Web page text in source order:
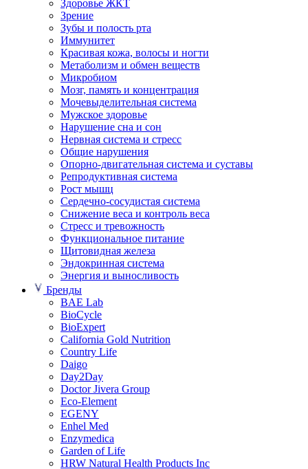
Здоровье ЖКТ
Зрение
Зубы и полость рта
Иммунитет
Красивая кожа, волосы и ногти
Метаболизм и обмен веществ
Микробиом
Мозг, память и концентрация
Мочевыделительная система
Мужское здоровье
Нарушение сна и сон
Нервная система и стресс
Общие нарушения
Опорно-двигательная система и суставы
Репродуктивная система
Рост мышц
Сердечно-сосудистая система
Снижение веса и контроль веса
Стресс и тревожность
Функциональное питание
Щитовидная железа
Эндокринная система
Энергия и выносливость
Бренды
BAE Lab
BioCycle
BioExpert
California Gold Nutrition
Country Life
Daigo
Day2Day
Doctor Jivera Group
Eco-Element
EGENY
Enhel Med
Enzymedica
Garden of Life
HRW Natural Health Products Inc